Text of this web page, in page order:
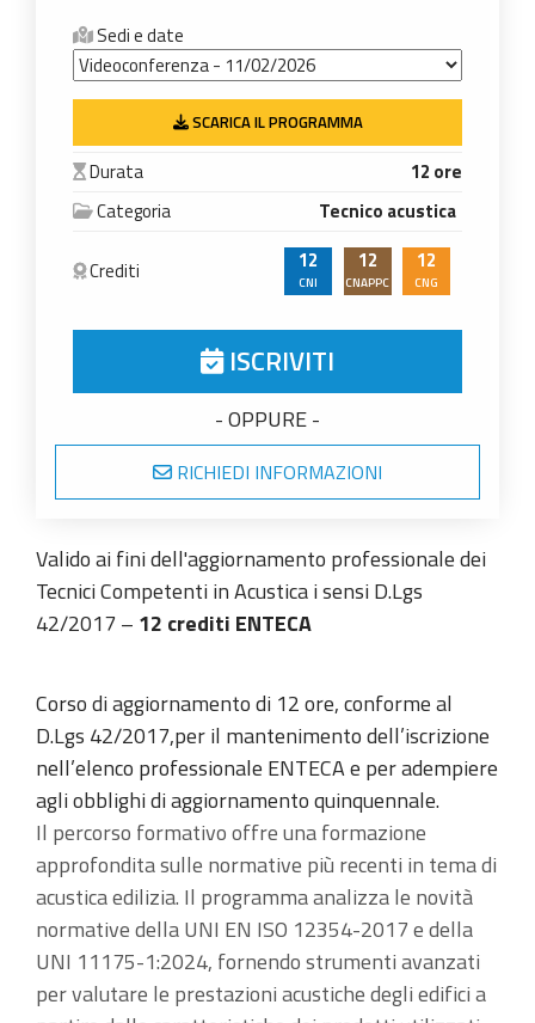
Sedi e date
SCARICA IL PROGRAMMA
Durata
12 ore
Categoria
Tecnico acustica
Crediti 12
CNI
12
CNAPPC
12
CNG
ISCRIVITI
- OPPURE -
RICHIEDI INFORMAZIONI
Valido ai fini dell'aggiornamento professionale dei
Tecnici Competenti in Acustica i sensi D.Lgs
42/2017 – 12 crediti ENTECA
Corso di aggiornamento di 12 ore, conforme al
D.Lgs 42/2017,per il mantenimento dell’iscrizione
nell’elenco professionale ENTECA e per adempiere
agli obblighi di aggiornamento quinquennale.
Il percorso formativo offre una formazione
approfondita sulle normative più recenti in tema di
acustica edilizia. Il programma analizza le novità
normative della UNI EN ISO 12354-2017 e della
UNI 11175-1:2024, fornendo strumenti avanzati
per valutare le prestazioni acustiche degli edifici a